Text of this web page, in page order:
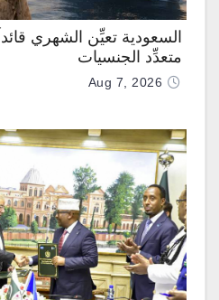
السعودية تعيِّن الشهري
متعدِّد الجنسيات
Aug 7, 2026